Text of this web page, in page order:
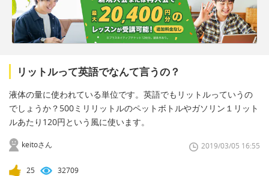
リットルって英語でなんて言うの？
液体の量に使われている単位です。英語でもリットルっていうの
でしょうか？500ミリリットルのペットボトルやガソリン１リット
ルあたり120円という風に使います。
keitoさん 2019/03/05 16:55
25 32709